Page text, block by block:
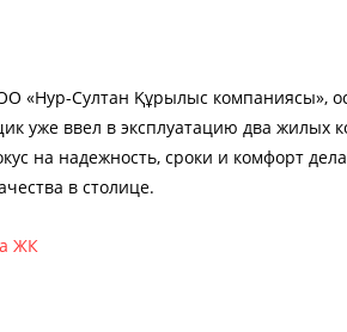
«Нур-Султан Құрылыс компаниясы»,
уже ввел в эксплуатацию два жилых
на надежность, сроки и комфорт
в столице.
ЖК